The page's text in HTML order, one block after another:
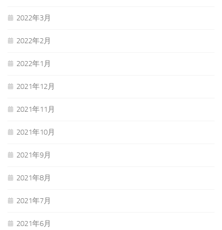
2022年3月
2022年2月
2022年1月
2021年12月
2021年11月
2021年10月
2021年9月
2021年8月
2021年7月
2021年6月